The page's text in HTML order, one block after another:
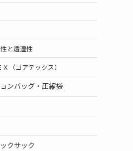
と透湿性
（ゴアテックス）
ンバッグ・圧縮袋
クサック